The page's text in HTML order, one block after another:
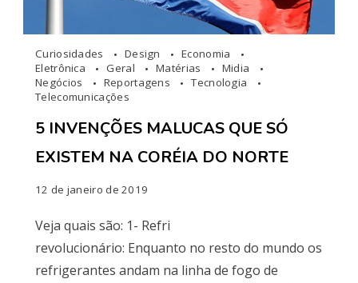
Curiosidades Design
Economia
Eletrônica
Geral Matérias
Midia
Negócios
Reportagens
Tecnologia
Telecomunicações
5 INVENÇÕES MALUCAS QUE SÓ
EXISTEM NA CORÉIA DO NORTE
12 de janeiro de 2019
Veja quais são: 1- Refri
revolucionário: Enquanto no resto do mundo os
refrigerantes andam na linha de fogo de